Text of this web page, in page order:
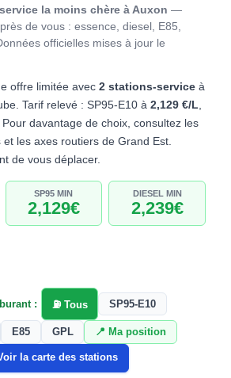
la moins chère à Auxon —
de vous : essence, diesel, E85,
officielles mises à jour le
offre limitée avec 2 stations-service à
Tarif relevé : SP95-E10 à 2,129 €/L,
Pour davantage de choix, consultez les
les axes routiers de Grand Est.
de vous déplacer.
SP95 MIN
2,129€
DIESEL MIN
2,239€
: ⛽ Tous SP95-E10
E85 GPL 📍 Ma position
la carte des stations